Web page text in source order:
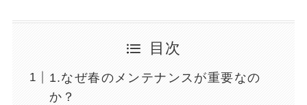
目次
1.なぜ春のメンテナンスが重要なの
か？